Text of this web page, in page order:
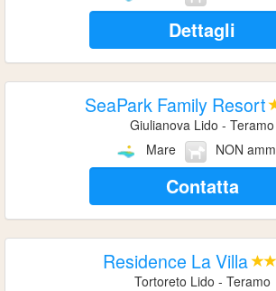
Dettagli
SeaPark Family Resort
Giulianova Lido - Teramo
Mare
NON
Contatta
Residence La Villa
Tortoreto Lido - Teramo